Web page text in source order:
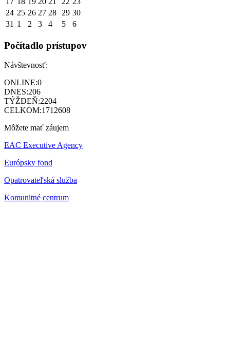
24 25 26 27 28 29 30
31 1 2 3 4 5 6
Počítadlo prístupov
Návštevnosť:
ONLINE:0
DNES:206
TÝŽDEŇ:2204
CELKOM:1712608
Môžete mať záujem
EAC Executive Agency
Európsky fond
Opatrovateľská služba
Komunitné centrum